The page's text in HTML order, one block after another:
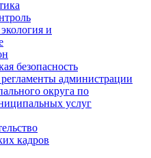
и
безопасность
администрации
округа по
услуг
кадров